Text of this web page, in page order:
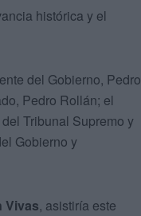
histórica y el
del Gobierno, Pedro
Pedro Rollán; el
Tribunal Supremo y
Gobierno y
Vivas, asistiría este